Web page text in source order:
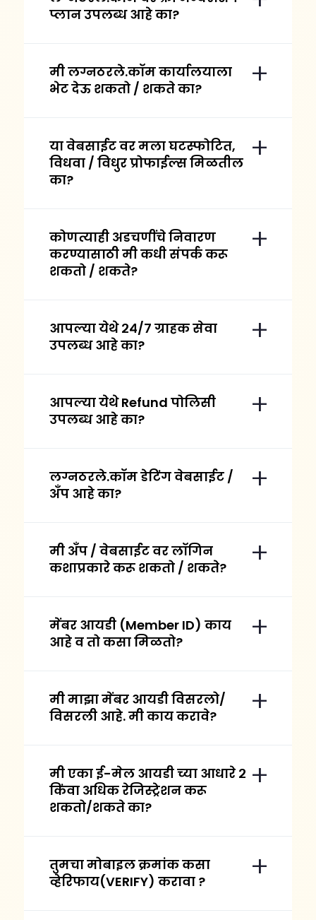
प्लान उपलब्ध आहे का?
मी लग्नठरले.कॉम कार्यालयाला
भेट देऊ शकतो / शकते का?
या वेबसाईट वर मला घटस्फोटित,
विधवा / विधुर प्रोफाईल्स मिळतील
का?
कोणत्याही अडचणींचे निवारण
करण्यासाठी मी कधी संपर्क करू
शकतो / शकते?
आपल्या येथे २४/७ ग्राहक सेवा
उपलब्ध आहे का?
आपल्या येथे Refund पोलिसी
उपलब्ध आहे का?
लग्नठरले.कॉम डेटिंग वेबसाईट /
अँप आहे का?
मी अँप / वेबसाईट वर लॉगिन
कशाप्रकारे करू शकतो / शकते?
मेंबर आयडी (Member ID) काय
आहे व तो कसा मिळतो?
मी माझा मेंबर आयडी विसरलो/
विसरली आहे. मी काय करावे?
मी एका ई-मेल आयडी च्या आधारे २
किंवा अधिक रेजिस्ट्रेशन करू
शकतो/शकते का?
तुमचा मोबाइल क्रमांक कसा
व्हेरिफाय(VERIFY) करावा ?